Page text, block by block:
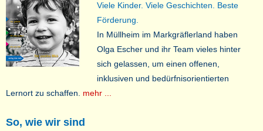
Viele Kinder. Viele Geschichten. Beste
Förderung.
In Müllheim im Markgräflerland haben
Olga Escher und ihr Team vieles hinter
sich gelassen, um einen offenen,
inklusiven und bedürfnisorientierten
Lernort zu schaffen. mehr ...
So, wie wir sind